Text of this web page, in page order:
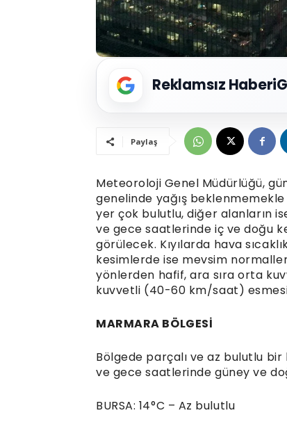
Reklamsız Haberi
Paylaş
Meteoroloji Genel Müdürlüğü,
genelinde yağış
yer çok bulutlu, diğer alanların
ve gece saatlerinde iç ve doğu
görülecek. Kıyılarda hava
kesimlerde ise mevsim
yönlerden hafif, ara sıra orta
kuvvetli (40-60 km/saat)
MARMARA BÖLGESİ
Bölgede parçalı ve az bulutlu
ve gece saatlerinde güney ve
BURSA: 14°C – Az bulutlu